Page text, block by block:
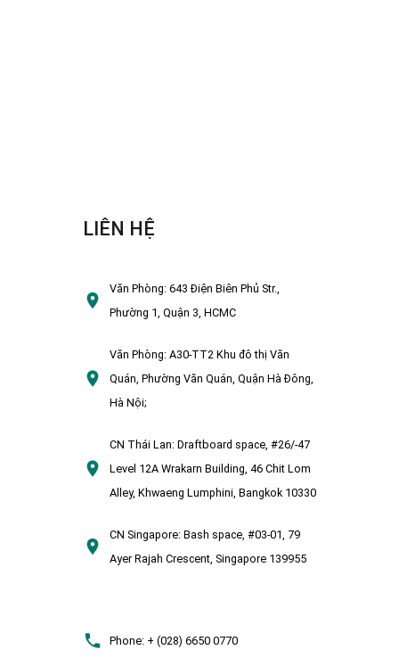
LIÊN HỆ
Văn Phòng:643 Điện Biên Phủ Str.,
Phường 1, Quận 3, HCMC
Văn Phòng:A30-TT2 Khu đô thị Văn
Quán, Phường Văn Quán, Quận Hà Đông,
Hà Nội;
CN Thái Lan: Draftboard space, #26/-47
Level 12A Wrakarn Building, 46 Chit Lom
Alley, Khwaeng Lumphini, Bangkok 10330
CN Singapore: Bash space, #03-01, 79
Ayer Rajah Crescent, Singapore 139955
Phone:+ (028) 6650 0770